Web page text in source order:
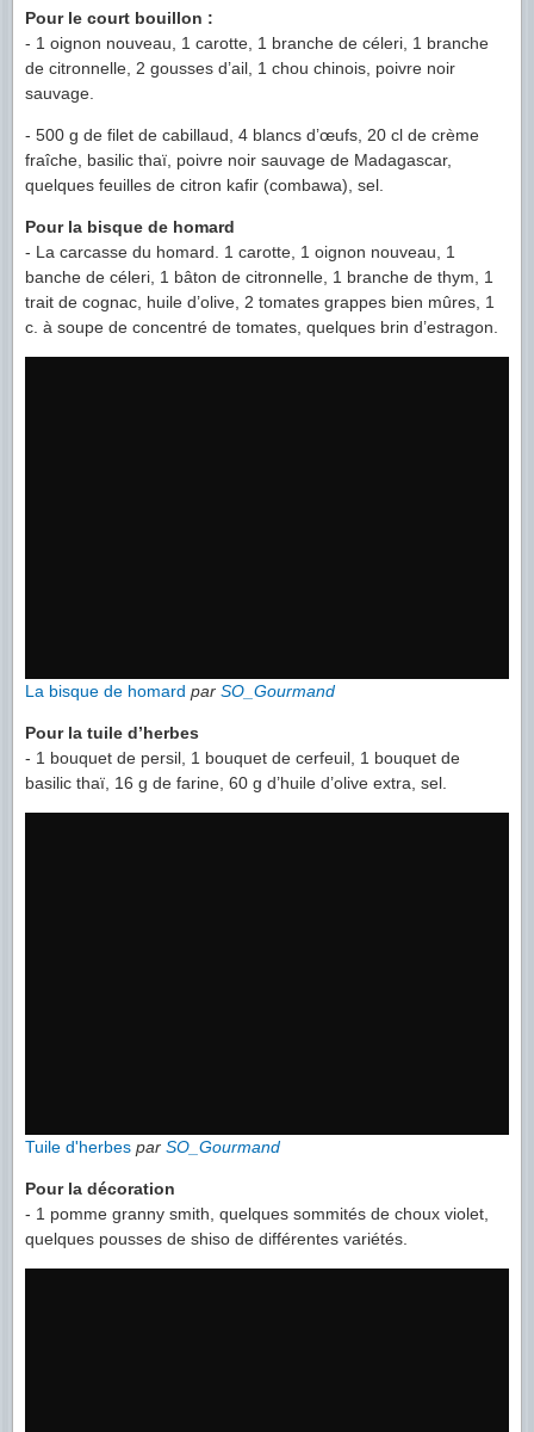
Pour le court bouillon :
- 1 oignon nouveau, 1 carotte, 1 branche de céleri, 1 branche
de citronnelle, 2 gousses d’ail, 1 chou chinois, poivre noir
sauvage.
- 500 g de filet de cabillaud, 4 blancs d’œufs, 20 cl de crème
fraîche, basilic thaï, poivre noir sauvage de Madagascar,
quelques feuilles de citron kafir (combawa), sel.
Pour la bisque de homard
- La carcasse du homard. 1 carotte, 1 oignon nouveau, 1
banche de céleri, 1 bâton de citronnelle, 1 branche de thym, 1
trait de cognac, huile d’olive, 2 tomates grappes bien mûres, 1
c. à soupe de concentré de tomates, quelques brin d’estragon.
La bisque de homard par SO_Gourmand
Pour la tuile d’herbes
- 1 bouquet de persil, 1 bouquet de cerfeuil, 1 bouquet de
basilic thaï, 16 g de farine, 60 g d’huile d’olive extra, sel.
Tuile d'herbes par SO_Gourmand
Pour la décoration
- 1 pomme granny smith, quelques sommités de choux violet,
quelques pousses de shiso de différentes variétés.